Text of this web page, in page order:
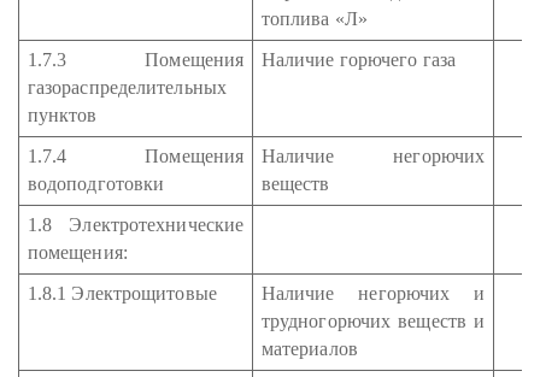
топлива «Л»
1.7.3 Помещения
газораспределительных
пунктов
Наличие горючего газа
1.7.4 Помещения
водоподготовки
Наличие негорючих
веществ
1.8 Электротехнические
помещения:
1.8.1 Электрощитовые
Наличие негорючих и
трудногорючих веществ и
материалов